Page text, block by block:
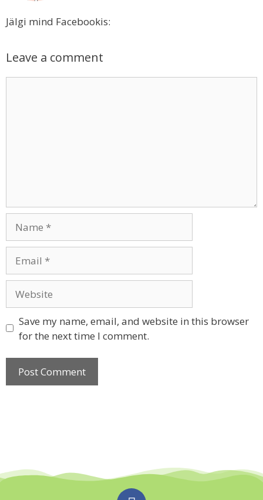
Jälgi mind Facebookis:
Leave a comment
Save my name, email, and website in this browser
for the next time I comment.